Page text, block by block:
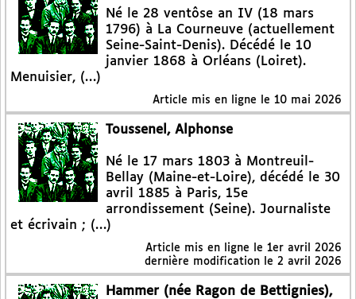
Né le 28 ventôse an IV (18 mars
1796) à La Courneuve (actuellement
Seine-Saint-Denis). Décédé le 10
janvier 1868 à Orléans (Loiret).
Menuisier, (…)
Article mis en ligne le 10 mai 2026
Toussenel, Alphonse
Né le 17 mars 1803 à Montreuil-
Bellay (Maine-et-Loire), décédé le 30
avril 1885 à Paris, 15e
arrondissement (Seine). Journaliste
et écrivain ; (…)
Article mis en ligne le 1er avril 2026
dernière modification le 2 avril 2026
Hammer (née Ragon de Bettignies),